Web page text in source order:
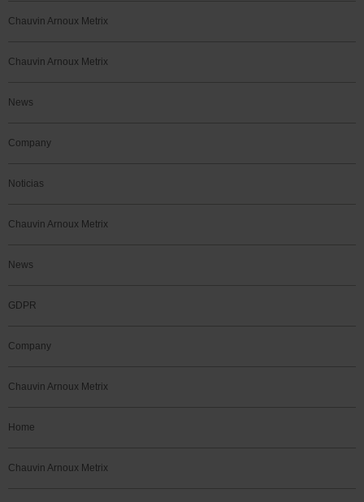
Chauvin Arnoux Metrix
Chauvin Arnoux Metrix
News
Company
Noticias
Chauvin Arnoux Metrix
News
GDPR
Company
Chauvin Arnoux Metrix
Home
Chauvin Arnoux Metrix